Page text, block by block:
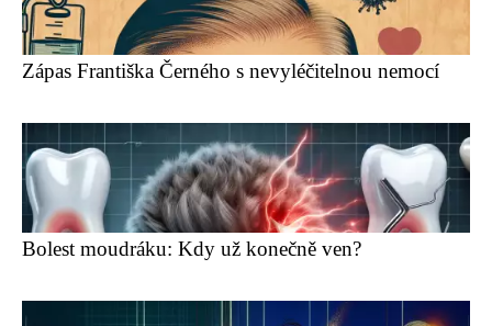
Zápas Františka Černého s nevyléčitelnou nemocí
Bolest moudráku: Kdy už konečně ven?